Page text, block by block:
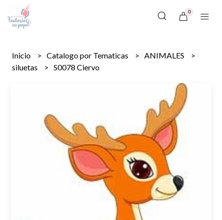
0
Inicio Catalogo por Tematicas
ANIMALES
siluetas
S0078 Ciervo